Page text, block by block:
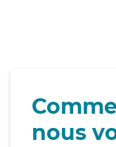
nous